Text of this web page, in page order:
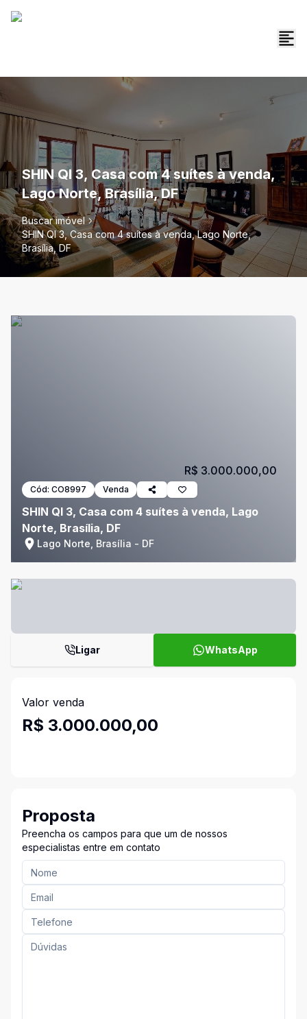
SHIN QI 3, Casa com 4 suítes à venda,
Lago Norte, Brasília, DF
Buscar imóvel
SHIN QI 3, Casa com 4 suítes à venda, Lago Norte,
Brasília, DF
Cód: CO8997 Venda
SHIN QI 3, Casa com 4 suítes à venda, Lago
Norte, Brasília, DF
Lago Norte, Brasília - DF
R$ 3.000.000,00
Ligar WhatsApp
Valor venda
R$ 3.000.000,00
Proposta
Preencha os campos para que um de nossos
especialistas entre em contato